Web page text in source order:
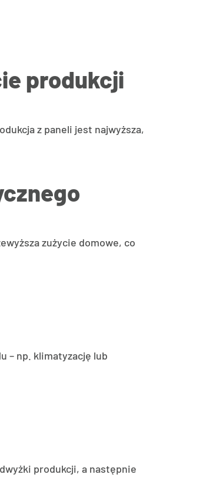
produkcji
z paneli jest najwyższa,
zużycie domowe, co
– np. klimatyzację lub
produkcji, a następnie